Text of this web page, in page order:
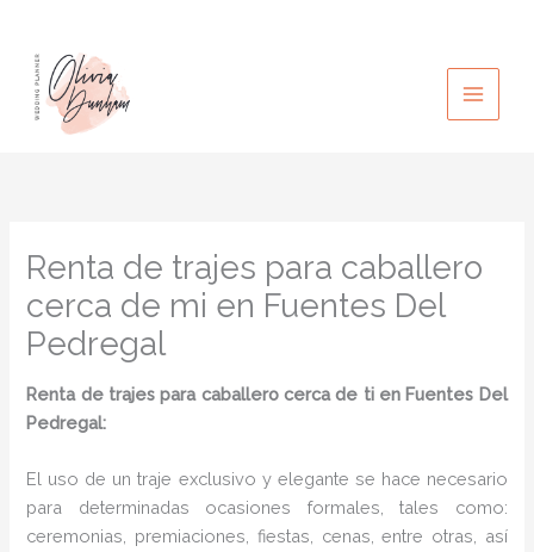
contenido
Renta de trajes para caballero
cerca de mi en Fuentes Del
Pedregal
Renta de trajes para caballero cerca de ti en Fuentes Del
Pedregal:
El uso de un traje exclusivo y elegante se hace necesario
para determinadas ocasiones formales, tales como:
ceremonias, premiaciones, fiestas, cenas, entre otras, así